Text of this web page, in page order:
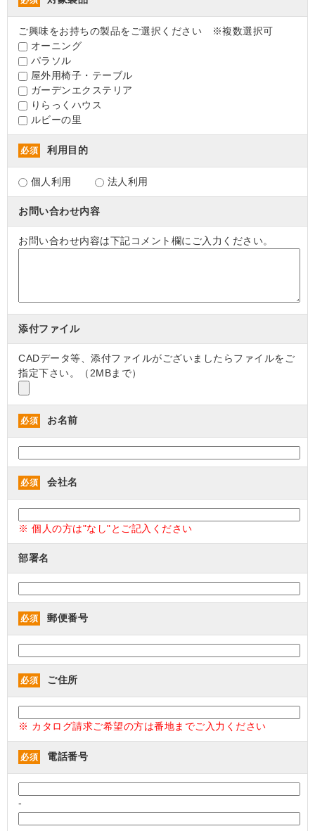
ご興味をお持ちの製品をご選択ください ※複数選択可
オーニング
パラソル
屋外用椅子・テーブル
ガーデンエクステリア
りらっくハウス
ルビーの里
必須 利用目的
個人利用 法人利用
お問い合わせ内容
お問い合わせ内容は下記コメント欄にご入力ください。
添付ファイル
CADデータ等、添付ファイルがございましたらファイルをご
指定下さい。（2MBまで）
必須 お名前
必須 会社名
※ 個人の方は"なし"とご記入ください
部署名
必須 郵便番号
必須 ご住所
※ カタログ請求ご希望の方は番地までご入力ください
必須 電話番号
-